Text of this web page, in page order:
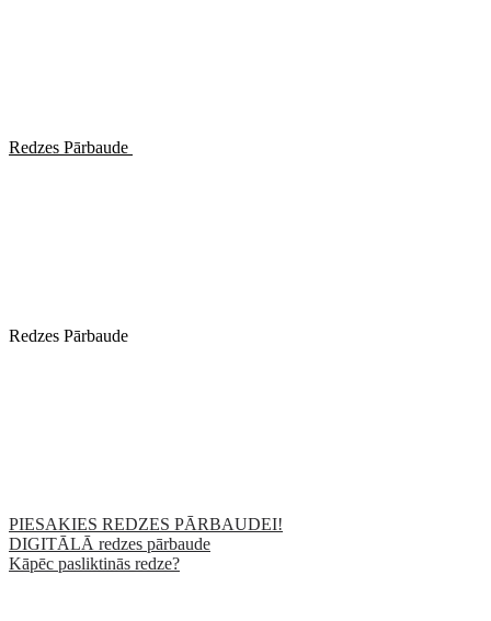
Redzes Pārbaude
Redzes Pārbaude
PIESAKIES REDZES PĀRBAUDEI!
DIGITĀLĀ redzes pārbaude
Kāpēc pasliktinās redze?